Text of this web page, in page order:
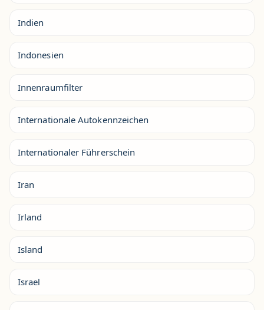
Indien
Indonesien
Innenraumfilter
Internationale Autokennzeichen
Internationaler Führerschein
Iran
Irland
Island
Israel